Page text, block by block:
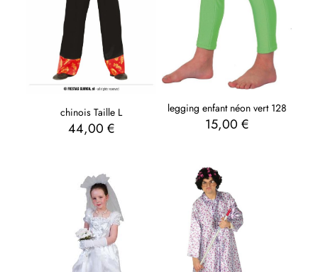
chinois Taille L
44,00 €
legging enfant néon vert 128
15,00 €